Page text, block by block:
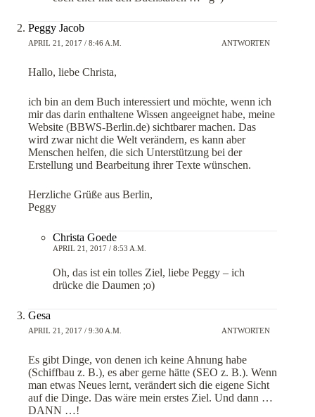
Peggy Jacob
APRIL 21, 2017 / 8:46 A.M. ANTWORTEN
Hallo, liebe Christa,
ich bin an dem Buch interessiert und möchte, wenn ich
mir das darin enthaltene Wissen angeeignet habe, meine
Website (BBWS-Berlin.de) sichtbarer machen. Das
wird zwar nicht die Welt verändern, es kann aber
Menschen helfen, die sich Unterstützung bei der
Erstellung und Bearbeitung ihrer Texte wünschen.
Herzliche Grüße aus Berlin,
Peggy
Christa Goede
APRIL 21, 2017 / 8:53 A.M.
Oh, das ist ein tolles Ziel, liebe Peggy – ich
drücke die Daumen ;o)
Gesa
APRIL 21, 2017 / 9:30 A.M. ANTWORTEN
Es gibt Dinge, von denen ich keine Ahnung habe
(Schiffbau z. B.), es aber gerne hätte (SEO z. B.). Wenn
man etwas Neues lernt, verändert sich die eigene Sicht
auf die Dinge. Das wäre mein erstes Ziel. Und dann …
DANN …!